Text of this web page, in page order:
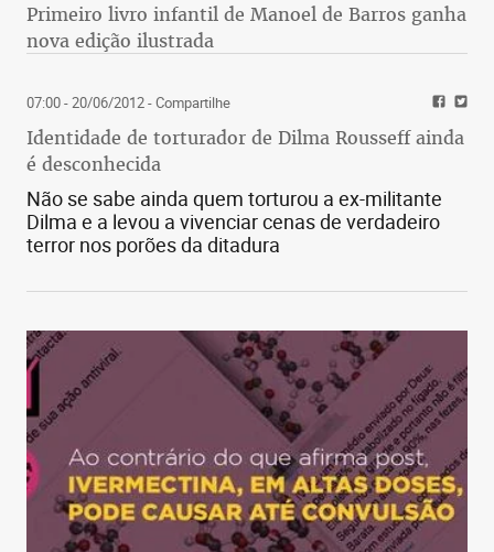
Primeiro livro infantil de Manoel de Barros ganha
nova edição ilustrada
07:00 - 20/06/2012- Compartilhe
Identidade de torturador de Dilma Rousseff ainda
é desconhecida
Não se sabe ainda quem torturou a ex-militante
Dilma e a levou a vivenciar cenas de verdadeiro
terror nos porões da ditadura